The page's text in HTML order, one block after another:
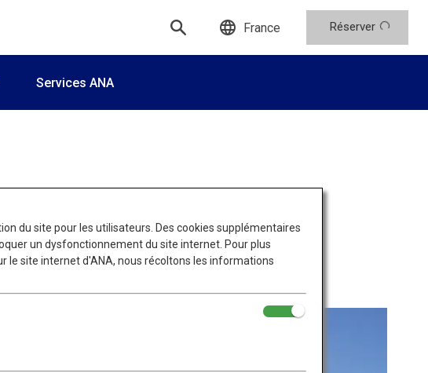
France Réserver
Services ANA
du site pour les utilisateurs. Des cookies supplémentaires
un dysfonctionnement du site internet. Pour plus
le site internet d'ANA, nous récoltons les informations